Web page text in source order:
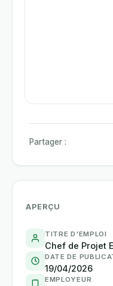
Partager :
APERÇU
TITRE D'EMPLOI
Chef de Projet
DATE DE
19/04/2026
EMPLOYEUR